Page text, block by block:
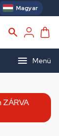
Magyar
Menü
ZÁRVA